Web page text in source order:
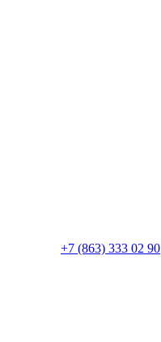
+7 (863) 333 02 90